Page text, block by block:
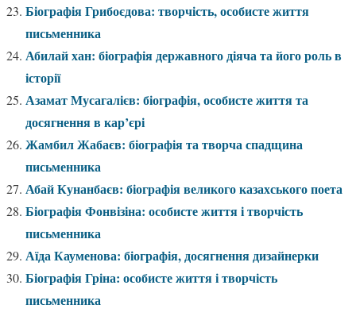
Біографія Грибоєдова: творчість, особисте життя
письменника
Абилай хан: біографія державного діяча та його роль в
історії
Азамат Мусагалієв: біографія, особисте життя та
досягнення в кар’єрі
Жамбил Жабаєв: біографія та творча спадщина
письменника
Абай Кунанбаєв: біографія великого казахського поета
Біографія Фонвізіна: особисте життя і творчість
письменника
Аїда Кауменова: біографія, досягнення дизайнерки
Біографія Гріна: особисте життя і творчість
письменника